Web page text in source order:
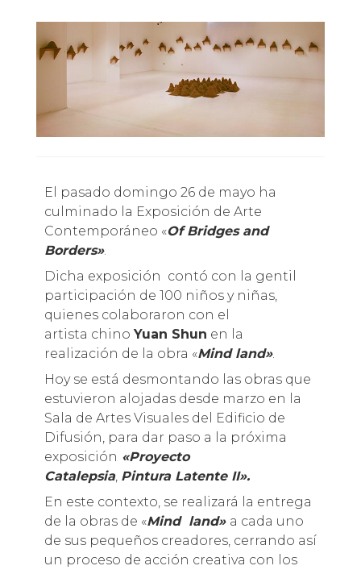
El pasado domingo 26 de mayo ha
culminado la Exposición de Arte
Contemporáneo «Of Bridges and
Borders».
Dicha exposición contó con la gentil
participación de 100 niños y niñas,
quienes colaboraron con el
artista chino Yuan Shun en la
realización de la obra «Mind land».
Hoy se está desmontando las obras que
estuvieron alojadas desde marzo en la
Sala de Artes Visuales del Edificio de
Difusión, para dar paso a la próxima
exposición «Proyecto
Catalepsia, Pintura Latente II».
En este contexto, se realizará la entrega
de la obras de «Mind land» a cada uno
de sus pequeños creadores, cerrando así
un proceso de acción creativa con los